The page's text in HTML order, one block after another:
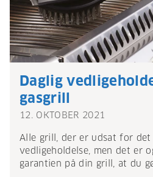
Daglig
gasgrill
12. OKTOBER 2021
Alle grill, der er udsat for
vedligeholdelse, men det er
garantien på din grill, at du